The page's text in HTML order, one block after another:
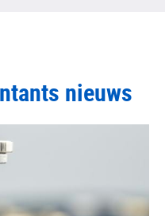
nieuws